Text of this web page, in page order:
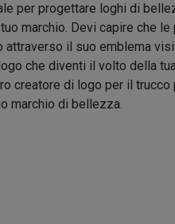
per progettare loghi di
marchio. Devi capire che
attraverso il suo emblema
che diventi il volto della
creatore di logo per il
marchio di bellezza.